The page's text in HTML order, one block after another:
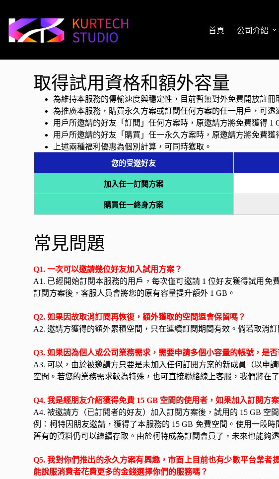
首頁 公司介紹
取得試用資格和額外容量
為維持本服務的傳輸速度與穩定性，目前暫無對外免費開放註冊
為推廣本服務，購買永久方案或訂閱任何方案的任一用戶，可透
用戶所邀請的好友「訂閱」任何方案時，原邀請方將免費獲得 1
用戶所邀請的好友「購買」任一永久方案時，原邀請方將免費獲
上述兩種福利優惠為個別計算，可同時獲取。
您的受邀好友
加入任一訂閱方案
購買任一終身方案
常見問題
Q1. 一次可以邀請幾位好友加入試用方案？
A1. 已經開始訂閱本服務的用戶，每次僅可邀請 1 位好友獲得試用
訂閱方案後，客服人員會將您的原有容量提升額外 1 GB。
Q2. 如果因故取消訂閱再恢復，額外獲取的空間還會保留嗎？
A2. 邀請方獲得的額外累積空間，只在連續訂閱期間有效。倘若取消
Q3. 如果因為個人或公司業務需求，需要申請多個小容量的帳號，是
A3. 可以，由於被邀請方只要是未加入任何訂閱方案的新成員（以申
空間。若您的業務需求較為特殊，也可直接聯絡線上客服，我們將在
Q4. 我是經朋友介紹獲得免費 15 GB 空間的使用者，如果加入訂閱方
A4. 被邀請方（已訂閱者的好友）加入訂閱方案後，試用的 15 GB 空
例：柯特因朋友邀請，獲得了本服務的 15 GB 免費空間。使用一段
舊有的資料仍可以繼續存取。由於柯特成為訂閱會員了，未來也能夠
Q5. 我對你們推出的永久方案有興趣，市面上目前也有少數平台業
能說服消費者花費更多的金錢選擇你們的服務嗎？